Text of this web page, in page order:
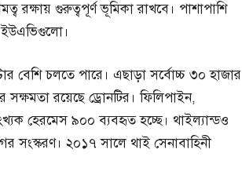
রক্ষায় গুরুত্বপূর্ণ ভূমিকা রাখবে। পাশাপাশি
ইউএভিগুলো।
বেশি চলতে পারে। এছাড়া সর্বোচ্চ ৩০ হাজার
রয়েছে ড্রোনটির। ফিলিপাইন,
হেরমেস ৯০০ ব্যবহৃত হচ্ছে। থাইল্যান্ডও
সংস্করণ। ২০১৭ সালে থাই সেনাবাহিনী